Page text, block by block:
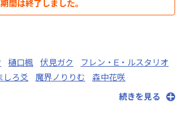
間は終了しました。
樋口楓 伏見ガク
フレン・E・ルスタリオ
しろ爻 魔界ノりりむ
森中花咲
赤羽葉子
続きを見る